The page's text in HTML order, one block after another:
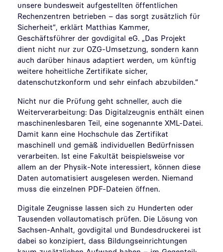
unsere bundesweit aufgestellten öffentlichen
Rechenzentren betrieben – das sorgt zusätzlich für
Sicherheit“, erklärt Matthias Kammer,
Geschäftsführer der govdigital eG. „Das Projekt
dient nicht nur zur OZG-Umsetzung, sondern kann
auch darüber hinaus adaptiert werden, um künftig
weitere hoheitliche Zertifikate sicher,
datenschutzkonform und sehr einfach abzubilden.“
Nicht nur die Prüfung geht schneller, auch die
Weiterverarbeitung: Das Digitalzeugnis enthält einen
maschinenlesbaren Teil, eine sogenannte XML-Datei.
Damit kann eine Hochschule das Zertifikat
maschinell und gemäß individuellen Bedürfnissen
verarbeiten. Ist eine Fakultät beispielsweise vor
allem an der Physik-Note interessiert, können diese
Daten automatisiert ausgelesen werden. Niemand
muss die einzelnen PDF-Dateien öffnen.
Digitale Zeugnisse lassen sich zu Hunderten oder
Tausenden vollautomatisch prüfen. Die Lösung von
Sachsen-Anhalt, govdigital und Bundesdruckerei ist
dabei so konzipiert, dass Bildungseinrichtungen